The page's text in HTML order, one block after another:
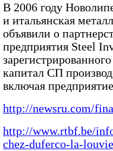
В 2006 году
и итальянская
объявили о
предприятия Steel
капитал СП
включая
http://newsru.com/
http://www.rtbf.be/
chez-duferco-la-